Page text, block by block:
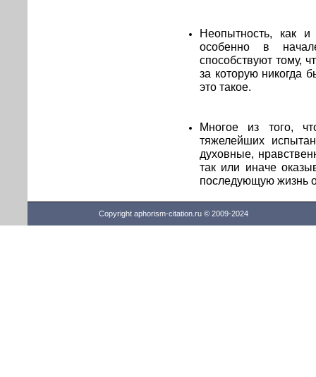
Неопытность, как
особенно в
способствуют тому,
за которую никогда
это такое.
Многое из того,
тяжелейших
духовные,
так или иначе
последующую жизнь
Copyright aphorism-citation.ru © 2009-2024